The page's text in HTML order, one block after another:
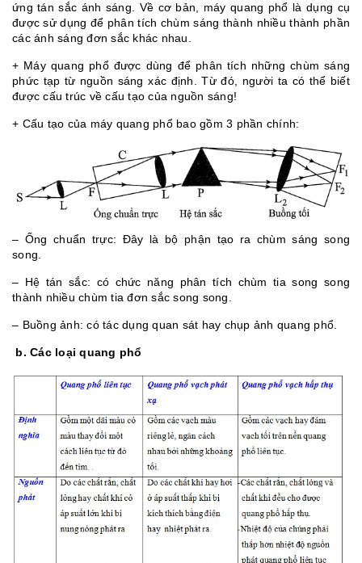
ứng tán sắc ánh sáng. Về cơ bản, máy quang phổ là dụng cụ
được sử dụng để phân tích chùm sáng thành nhiều thành phần
các ánh sáng đơn sắc khác nhau.
+ Máy quang phổ được dùng để phân tích những chùm sáng
phức tạp từ nguồn sáng xác định. Từ đó, người ta có thể biết
được cấu trúc về cấu tạo của nguồn sáng!
+ Cấu tạo của máy quang phổ bao gồm 3 phần chính:
– Ống chuẩn trực: Đây là bộ phận tạo ra chùm sáng song
song.
– Hệ tán sắc: có chức năng phân tích chùm tia song song
thành nhiều chùm tia đơn sắc song song.
– Buồng ảnh: có tác dụng quan sát hay chụp ảnh quang phổ.
b. Các loại quang phổ